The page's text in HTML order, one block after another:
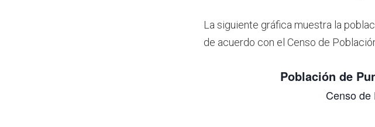
La siguiente gráfica muestra la
de acuerdo con el Censo de